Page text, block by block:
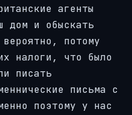
агенты
дом и обыскать
потому
налоги, что было
писать
письма с
поэтому у нас